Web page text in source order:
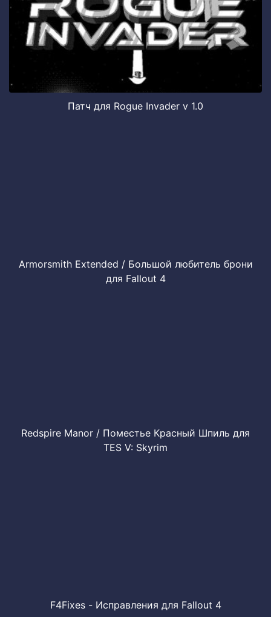
Патч для Rogue Invader v 1.0
Armorsmith Extended / Большой любитель брони
для Fallout 4
Redspire Manor / Поместье Красный Шпиль для
TES V: Skyrim
F4Fixes - Исправления для Fallout 4